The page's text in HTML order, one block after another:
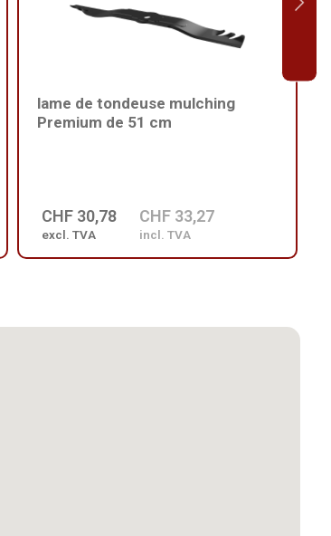
lame de tondeuse mulching
Premium de 51 cm
CHF 30,78
excl. TVA
CHF 33,27
incl. TVA